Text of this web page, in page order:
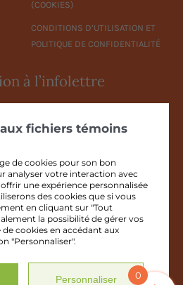
(COOKIES)
CONDITIONS D’UTILISATION ET
POLITIQUE DE CONFIDENTIALITÉ
à l’infolettre
ce formulaire, vous consentez à
l'abonnement à l'infolettre selon les
anti-pourrielet nosConditions
confidentialité.
M'INSCRIS
fichiers témoins
de cookies pour son bon
analyser votre interaction avec
une expérience personnalisée
des cookies que si vous
en cliquant sur "Tout
la possibilité de gérer vos
cookies en accédant aux
"Personnaliser".
Personnaliser 0